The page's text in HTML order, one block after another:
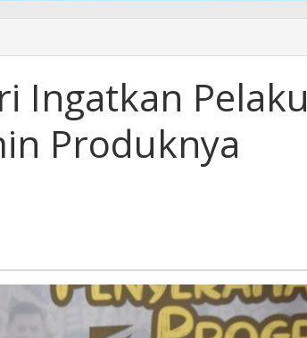
Ingatkan Pelaku
Produknya